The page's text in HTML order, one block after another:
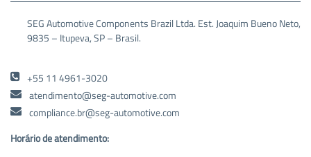
SEG Automotive Components Brazil Ltda. Est. Joaquim Bueno Neto,
9835 – Itupeva, SP – Brasil.
+55 11 4961-3020
atendimento@seg-automotive.com
compliance.br@seg-automotive.com
Horário de atendimento: